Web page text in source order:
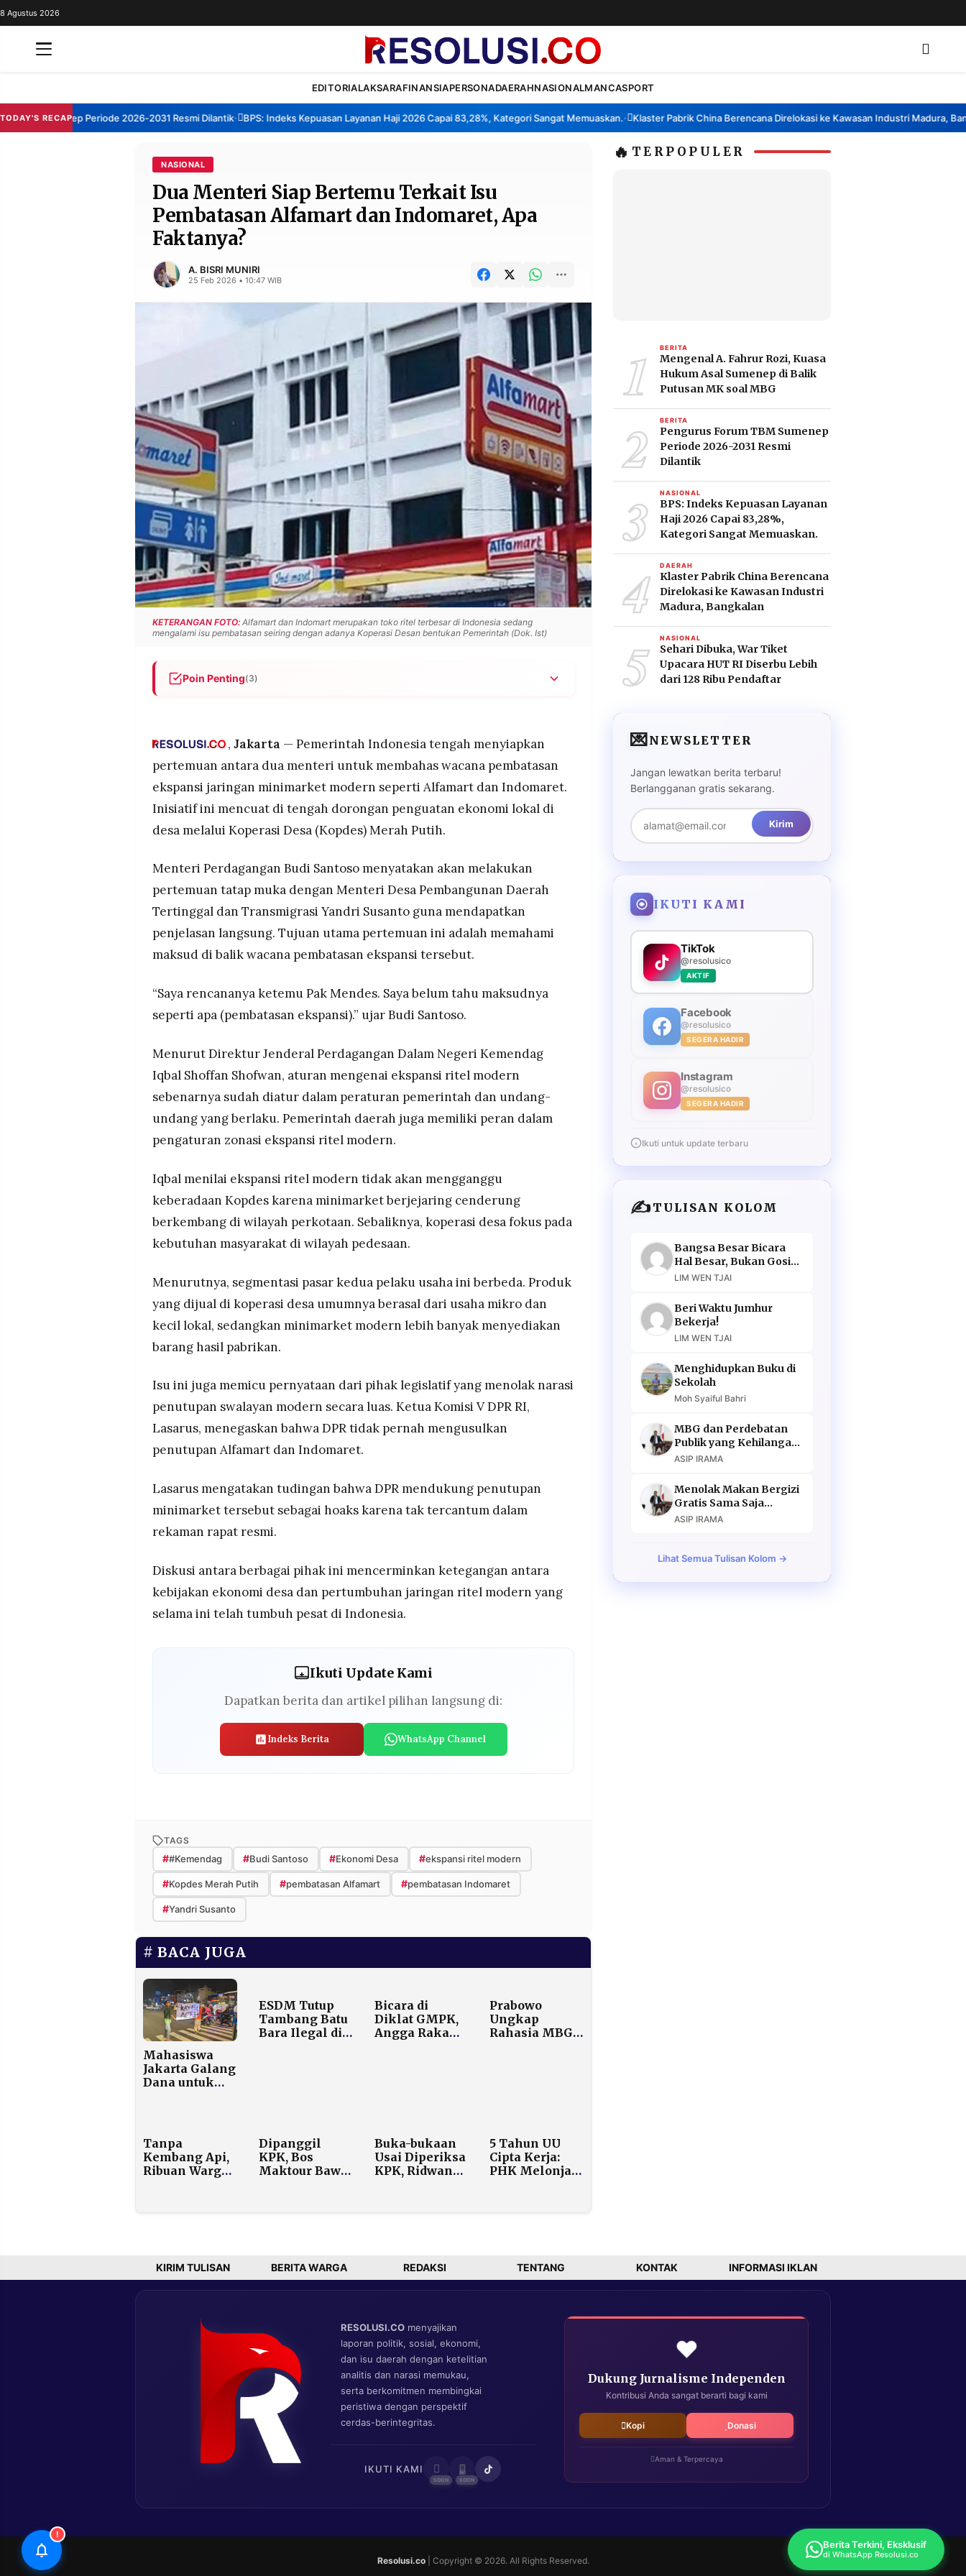
REDAKSI
SERVICE
8 Agustus 2026
EDITORIALAKSARAFINANSIAPERSONADAERAHNASIONALMANCASPORT
TODAY'S RECAP
Sumenep Periode 2026-2031 Resmi Dilantik• BPS: Indeks Kepuasan Layanan Haji 2026 Capai 83,28%, Kategori Sangat Memuaskan.• Klaster Pabrik China Berencana Direlokasi ke Kawasan Industri Madura,
NASIONAL
Dua Menteri Siap Bertemu Terkait Isu
Pembatasan Alfamart dan Indomaret, Apa
Faktanya?
A. BISRI MUNIRI
25 Feb 2026 • 10:47 WIB
KETERANGAN FOTO: Alfamart dan Indomart merupakan toko ritel terbesar di Indonesia sedang
mengalami isu pembatasan seiring dengan adanya Koperasi Desan bentukan Pemerintah (Dok. Ist)
Poin Penting(3)
Pemerintah menegaskan aturan ekspansi ritel modern sudah ada dan menilai
menyebutnya hoaks.
, Jakarta — Pemerintah Indonesia tengah menyiapkan
pertemuan antara dua menteri untuk membahas wacana pembatasan
ekspansi jaringan minimarket modern seperti Alfamart dan Indomaret.
Inisiatif ini mencuat di tengah dorongan penguatan ekonomi lokal di
desa melalui Koperasi Desa (Kopdes) Merah Putih.
Menteri Perdagangan Budi Santoso menyatakan akan melakukan
pertemuan tatap muka dengan Menteri Desa Pembangunan Daerah
Tertinggal dan Transmigrasi Yandri Susanto guna mendapatkan
penjelasan langsung. Tujuan utama pertemuan ini adalah memahami
maksud di balik wacana pembatasan ekspansi tersebut.
“Saya rencananya ketemu Pak Mendes. Saya belum tahu maksudnya
seperti apa (pembatasan ekspansi).” ujar Budi Santoso.
Menurut Direktur Jenderal Perdagangan Dalam Negeri Kemendag
Iqbal Shoffan Shofwan, aturan mengenai ekspansi ritel modern
sebenarnya sudah diatur dalam peraturan pemerintah dan undang-
undang yang berlaku. Pemerintah daerah juga memiliki peran dalam
pengaturan zonasi ekspansi ritel modern.
Iqbal menilai ekspansi ritel modern tidak akan mengganggu
keberadaan Kopdes karena minimarket berjejaring cenderung
berkembang di wilayah perkotaan. Sebaliknya, koperasi desa fokus pada
kebutuhan masyarakat di wilayah pedesaan.
Menurutnya, segmentasi pasar kedua pelaku usaha ini berbeda. Produk
yang dijual di koperasi desa umumnya berasal dari usaha mikro dan
kecil lokal, sedangkan minimarket modern lebih banyak menyediakan
barang hasil pabrikan.
Isu ini juga memicu pernyataan dari pihak legislatif yang menolak narasi
penutupan swalayan modern secara luas. Ketua Komisi V DPR RI,
Lasarus, menegaskan bahwa DPR tidak pernah mengusulkan
penutupan Alfamart dan Indomaret.
Lasarus mengatakan tudingan bahwa DPR mendukung penutupan
minimarket tersebut sebagai hoaks karena tak tercantum dalam
rekaman rapat resmi.
Diskusi antara berbagai pihak ini mencerminkan ketegangan antara
kebijakan ekonomi desa dan pertumbuhan jaringan ritel modern yang
selama ini telah tumbuh pesat di Indonesia.
Ikuti Update Kami
Dapatkan berita dan artikel pilihan langsung di:
Indeks Berita WhatsApp Channel
TAGS
##Kemendag #Budi Santoso #Ekonomi Desa #ekspansi ritel modern
#Kopdes Merah Putih #pembatasan Alfamart #pembatasan Indomaret
#Yandri Susanto
BACA JUGA
Mahasiswa
Jakarta Galang
Dana untuk
Turunkan Dua
Asrama ke
Jalanan Ibu
Kota
ESDM Tutup
Tambang Batu
Bara Ilegal di
Bicara di
Diklat GMPK,
Angga Raka
Prabowo
Ungkap
Rahasia MBG:
Tanpa
Kembang Api,
Ribuan Warga
Tahun Baru
Dipanggil
KPK, Bos
Maktour Bawa
Buka-bukaan
Usai Diperiksa
KPK, Ridwan
5 Tahun UU
Cipta Kerja:
PHK Melonjak,
🔥 TERPOPULER
1 BERITA
Mengenal A. Fahrur Rozi, Kuasa
Hukum Asal Sumenep di Balik
Putusan MK soal MBG
2 BERITA
Pengurus Forum TBM Sumenep
Periode 2026-2031 Resmi
Dilantik
3 NASIONAL
BPS: Indeks Kepuasan Layanan
Haji 2026 Capai 83,28%,
Kategori Sangat Memuaskan.
4 DAERAH
Klaster Pabrik China Berencana
Direlokasi ke Kawasan Industri
Madura, Bangkalan
5 NASIONAL
Sehari Dibuka, War Tiket
Upacara HUT RI Diserbu Lebih
dari 128 Ribu Pendaftar
💌NEWSLETTER
Jangan lewatkan berita terbaru!
Berlangganan gratis sekarang.
Kirim
IKUTI KAMI
TikTok
@resolusico
AKTIF
Facebook
@resolusico
SEGERA HADIR
Instagram
@resolusico
SEGERA HADIR
Ikuti untuk update terbaru
✍️TULISAN KOLOM
Bangsa Besar Bicara
Hal Besar, Bukan Gosip
Murahan
LIM WEN TJAI
Beri Waktu Jumhur
Bekerja!
LIM WEN TJAI
Menghidupkan Buku di
Sekolah
Moh Syaiful Bahri
MBG dan Perdebatan
Publik yang Kehilangan
Argumen
ASIP IRAMA
Menolak Makan Bergizi
Gratis Sama Saja
Menolak Masa Depan
ASIP IRAMA
Lihat Semua Tulisan Kolom →
KIRIM TULISAN BERITA WARGA REDAKSI TENTANG KONTAK INFORMASI IKLAN
RESOLUSI.CO menyajikan
laporan politik, sosial, ekonomi,
dan isu daerah dengan ketelitian
analitis dan narasi memukau,
serta berkomitmen membingkai
peristiwa dengan perspektif
cerdas-berintegritas.
IKUTI KAMI
❤️
Dukung Jurnalisme Independen
Kontribusi Anda sangat berarti bagi kami
Kopi Donasi
Aman & Terpercaya
Resolusi.co| Copyright © 2026. All Rights Reserved.
!
Berita Terkini, Eksklusif
di WhatsApp Resolusi.co